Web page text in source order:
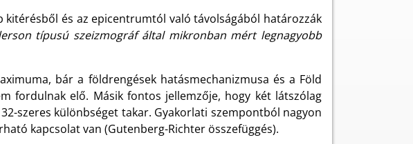
és az epicentrumtól való távolságából határozzák
típusú szeizmográf által mikronban mért legnagyobb
bár a földrengések hatásmechanizmusa és a Föld
fordulnak elő. Másik fontos jellemzője, hogy két látszólag
szeres különbséget takar. Gyakorlati szempontból nagyon
kapcsolat van (Gutenberg-Richter összefüggés).